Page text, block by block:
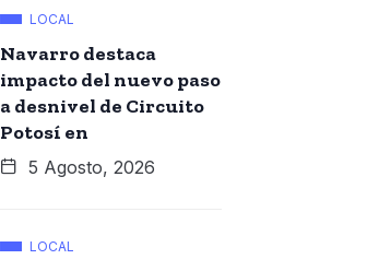
LOCAL
Navarro destaca
impacto del nuevo paso
a desnivel de Circuito
Potosí en
5 Agosto, 2026
LOCAL